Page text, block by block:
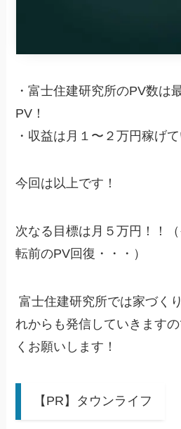
・富士住建研究所のPV数は
PV！
・収益は月１〜２万円稼げ
今回は以上です！
次なる目標は月５万円！！
転前のPV回復・・・）
富士住建研究所では家づく
れからも発信していきます
くお願いします！
【PR】タウンライフ